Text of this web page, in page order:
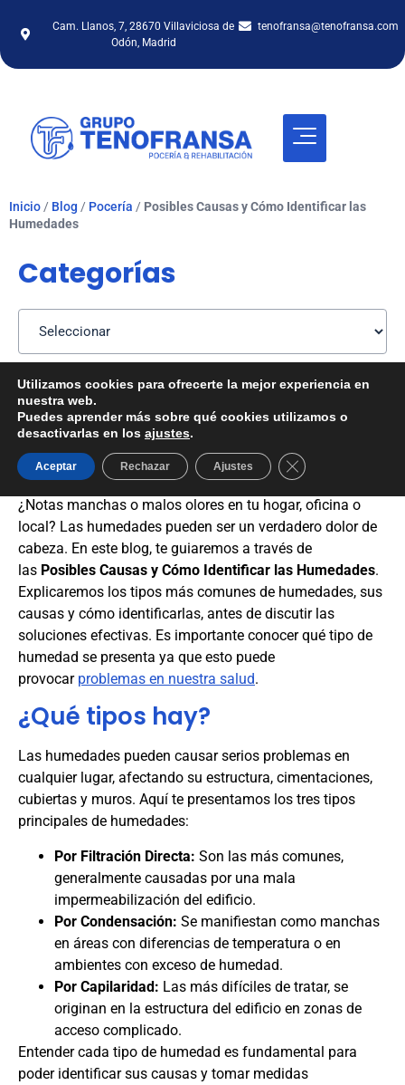
Cam. Llanos, 7, 28670 Villaviciosa de
Odón, Madrid
tenofransa@tenofransa.com
Inicio / Blog / Pocería / Posibles Causas y Cómo Identificar las
Humedades
Posibles Causas y
Cómo Identificar
las Humedades
¿Notas manchas o malos olores en tu hogar, oficina o
local? Las humedades pueden ser un verdadero dolor de
cabeza. En este blog, te guiaremos a través de
las Posibles Causas y Cómo Identificar las Humedades.
Explicaremos los tipos más comunes de humedades, sus
causas y cómo identificarlas, antes de discutir las
soluciones efectivas. Es importante conocer qué tipo de
humedad se presenta ya que esto puede
provocar problemas en nuestra salud.
¿Qué tipos hay?
Las humedades pueden causar serios problemas en
cualquier lugar, afectando su estructura, cimentaciones,
cubiertas y muros. Aquí te presentamos los tres tipos
principales de humedades:
Por Filtración Directa: Son las más comunes,
generalmente causadas por una mala
impermeabilización del edificio.
Por Condensación: Se manifiestan como manchas
en áreas con diferencias de temperatura o en
ambientes con exceso de humedad.
Por Capilaridad: Las más difíciles de tratar, se
originan en la estructura del edificio en zonas de
acceso complicado.
Entender cada tipo de humedad es fundamental para
poder identificar sus causas y tomar medidas
Categorías
Utilizamos cookies para ofrecerte la mejor experiencia en
nuestra web.
Puedes aprender más sobre qué cookies utilizamos o
desactivarlas en los ajustes.
Aceptar Rechazar Ajustes Cerrar el banner